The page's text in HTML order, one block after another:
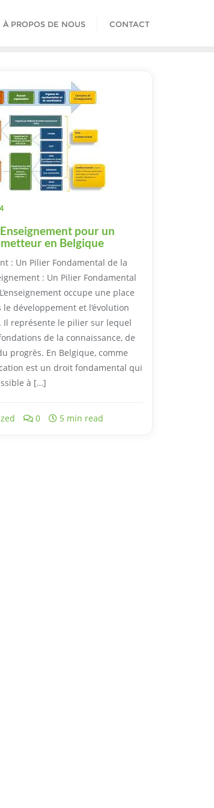
À PROPOS DE NOUS CONTACT
pour un
en Belgique
: Un Pilier Fondamental de la
: Un Pilier Fondamental
occupe une place
développement et l’évolution
Il représente le pilier sur lequel
de la connaissance, de
progrès. En Belgique, comme
est un droit fondamental qui
à […]
0 5 min read